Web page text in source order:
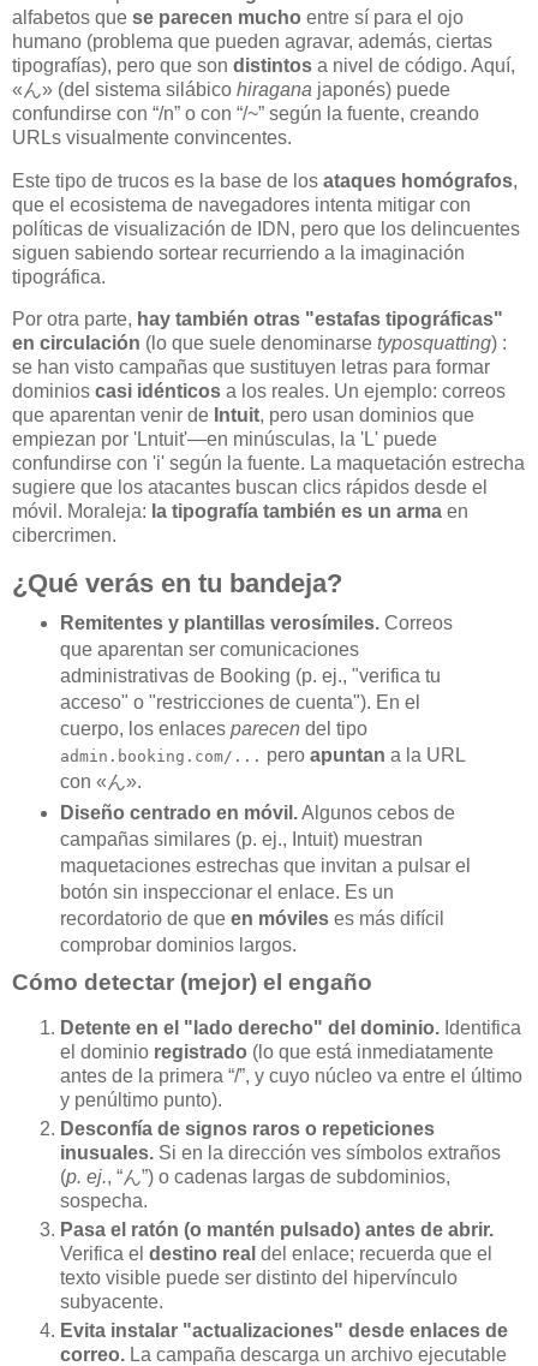
alfabetos que se parecen mucho entre sí para el ojo
humano (problema que pueden agravar, además, ciertas
tipografías), pero que son distintos a nivel de código. Aquí,
«ん» (del sistema silábico hiragana japonés) puede
confundirse con “/n” o con “/~” según la fuente, creando
URLs visualmente convincentes.
Este tipo de trucos es la base de los ataques homógrafos,
que el ecosistema de navegadores intenta mitigar con
políticas de visualización de IDN, pero que los delincuentes
siguen sabiendo sortear recurriendo a la imaginación
tipográfica.
Por otra parte, hay también otras "estafas tipográficas"
en circulación (lo que suele denominarse typosquatting) :
se han visto campañas que sustituyen letras para formar
dominios casi idénticos a los reales. Un ejemplo: correos
que aparentan venir de Intuit, pero usan dominios que
empiezan por 'Lntuit'—en minúsculas, la 'L' puede
confundirse con 'i' según la fuente. La maquetación estrecha
sugiere que los atacantes buscan clics rápidos desde el
móvil. Moraleja: la tipografía también es un arma en
cibercrimen.
¿Qué verás en tu bandeja?
Remitentes y plantillas verosímiles.Correos
que aparentan ser comunicaciones
administrativas de Booking (p. ej., "verifica tu
acceso" o "restricciones de cuenta"). En el
cuerpo, los enlaces parecen del tipo
admin.booking.com/... pero apuntan a la URL
con «ん».
Diseño centrado en móvil.Algunos cebos de
campañas similares (p. ej., Intuit) muestran
maquetaciones estrechas que invitan a pulsar el
botón sin inspeccionar el enlace. Es un
recordatorio de que en móvileses más difícil
comprobar dominios largos.
Cómo detectar (mejor) el engaño
Detente en el "lado derecho" del dominio. Identifica
el dominio registrado (lo que está inmediatamente
antes de la primera “/”, y cuyo núcleo va entre el último
y penúltimo punto).
Desconfía de signos raros o repeticiones
inusuales. Si en la dirección ves símbolos extraños
(p. ej., “ん”) o cadenas largas de subdominios,
sospecha.
Pasa el ratón (o mantén pulsado) antes de abrir.
Verifica el destino real del enlace; recuerda que el
texto visible puede ser distinto del hipervínculo
subyacente.
Evita instalar "actualizaciones" desde enlaces de
correo. La campaña descarga un archivo ejecutable